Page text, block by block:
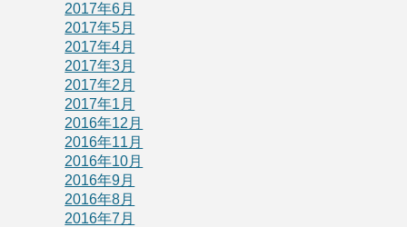
2017年6月
2017年5月
2017年4月
2017年3月
2017年2月
2017年1月
2016年12月
2016年11月
2016年10月
2016年9月
2016年8月
2016年7月